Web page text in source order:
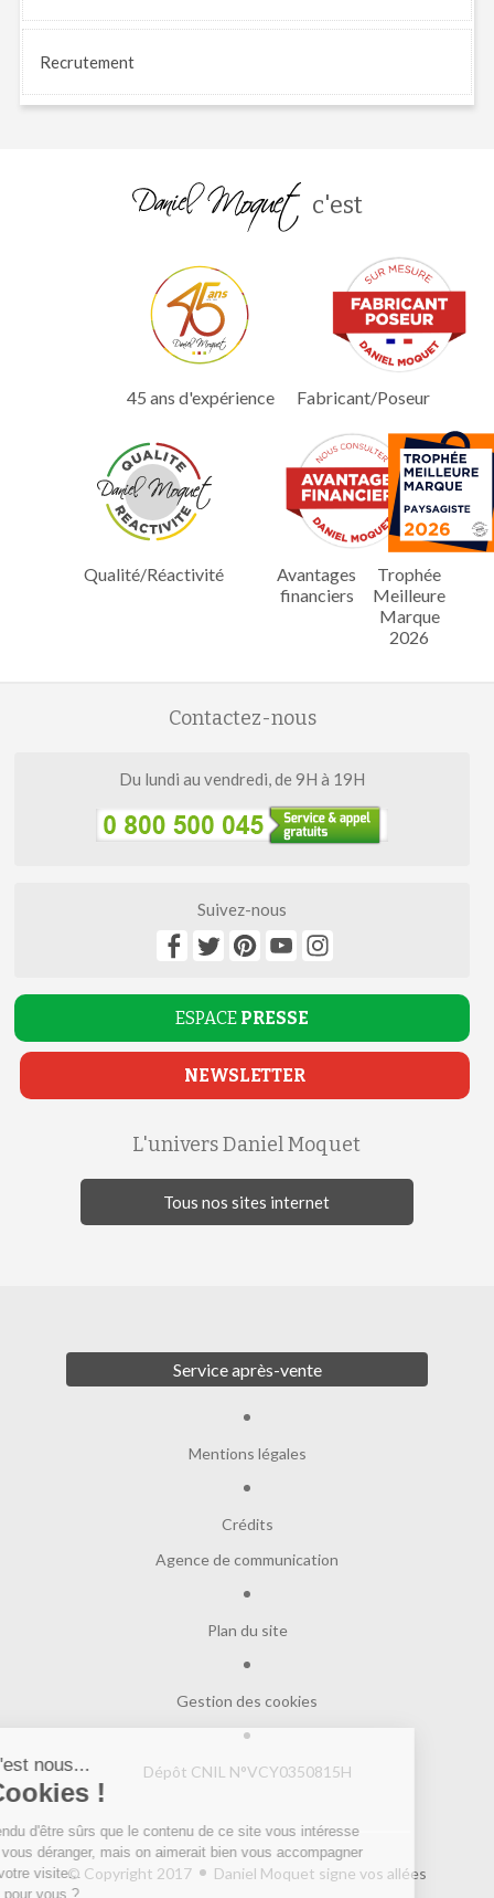
Recrutement
c'est
45 ans d'expérience Fabricant/Poseur
Qualité/Réactivité
Avantages
financiers
Trophée
Meilleure
Marque
2026
Contactez-nous
Du lundi au vendredi, de 9H à 19H
Suivez-nous
ESPACE PRESSE
NEWSLETTER
L'univers Daniel Moquet
Tous nos sites internet
Service après-vente
Mentions légales
Crédits
Agence de communication
Plan du site
Gestion des cookies
Dépôt CNIL N°VCY0350815H
© Copyright 2017 Daniel Moquet signe vos allées
Salut c'est nous...
les Cookies !
On a attendu d'être sûrs que le contenu de
ce site vous intéresse avant de vous déranger, mais on aimerait bien
vous accompagner pendant votre visite...
C'est OK pour vous ?